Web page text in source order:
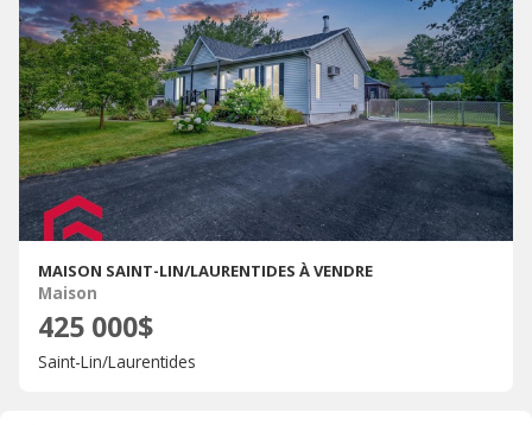
MAISON SAINT-LIN/LAURENTIDES À VENDRE
Maison
425 000$
Saint-Lin/Laurentides